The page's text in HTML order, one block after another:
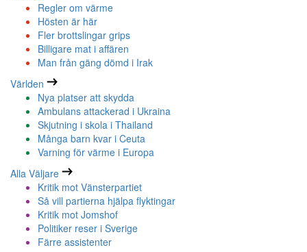
Regler om värme
Hösten är här
Fler brottslingar grips
Billigare mat i affären
Man från gäng dömd i Irak
Världen
Nya platser att skydda
Ambulans attackerad i Ukraina
Skjutning i skola i Thailand
Många barn kvar i Ceuta
Varning för värme i Europa
Alla Väljare
Kritik mot Vänsterpartiet
Så vill partierna hjälpa flyktingar
Kritik mot Jomshof
Politiker reser i Sverige
Färre assistenter